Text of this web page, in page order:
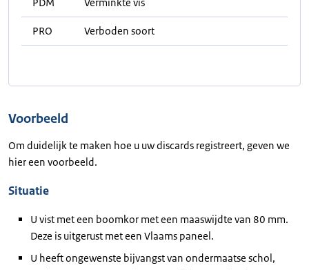
PRO Verboden soort
Voorbeeld
Om duidelijk te maken hoe u uw discards registreert, geven we
hier een voorbeeld.
Situatie
U vist met een boomkor met een maaswijdte van 80 mm.
Deze is uitgerust met een Vlaams paneel.
U heeft ongewenste bijvangst van ondermaatse schol,